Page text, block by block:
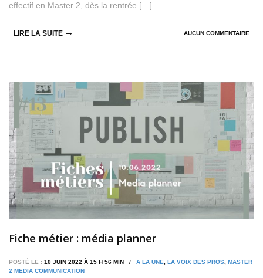
effectif en Master 2, dès la rentrée […]
AUCUN COMMENTAIRE
LIRE LA SUITE
Fiche métier : média planner
POSTÉ LE : 10 JUIN 2022 À 15 H 56 MIN / A LA UNE, LA VOIX DES PROS, MASTER
2 MEDIA COMMUNICATION